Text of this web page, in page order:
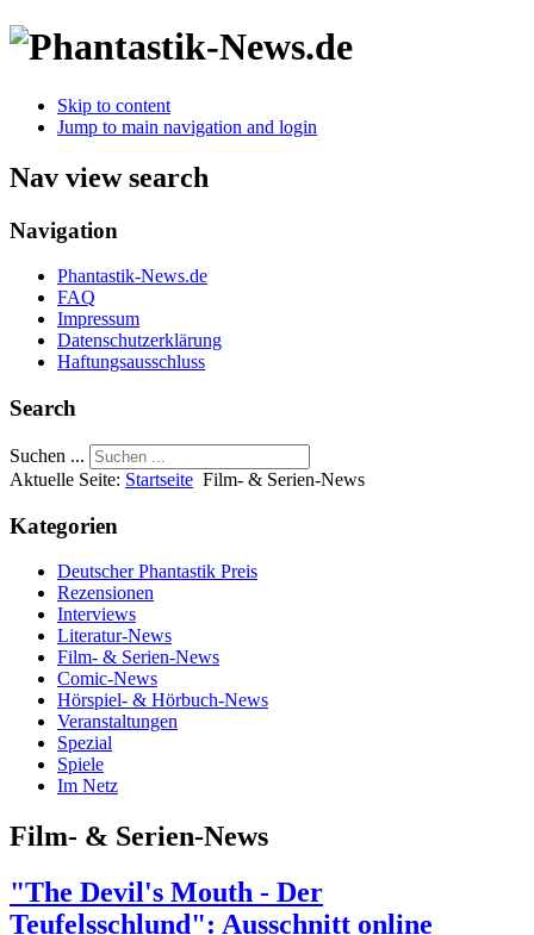
Skip to content
Jump to main navigation and login
Nav view search
Navigation
Phantastik-News.de
FAQ
Impressum
Datenschutzerklärung
Haftungsausschluss
Search
Suchen ...
Aktuelle Seite: Startseite Film- & Serien-News
Kategorien
Deutscher Phantastik Preis
Rezensionen
Interviews
Literatur-News
Film- & Serien-News
Comic-News
Hörspiel- & Hörbuch-News
Veranstaltungen
Spezial
Spiele
Im Netz
Film- & Serien-News
"The Devil's Mouth - Der
Teufelsschlund": Ausschnitt online